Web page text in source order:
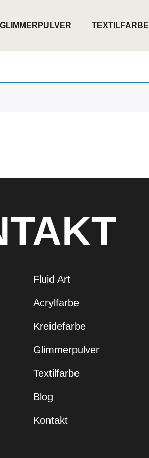
GLIMMERPULVER TEXTILFARBE
Fluid Art
Acrylfarbe
Kreidefarbe
Glimmerpulver
Textilfarbe
Blog
Kontakt